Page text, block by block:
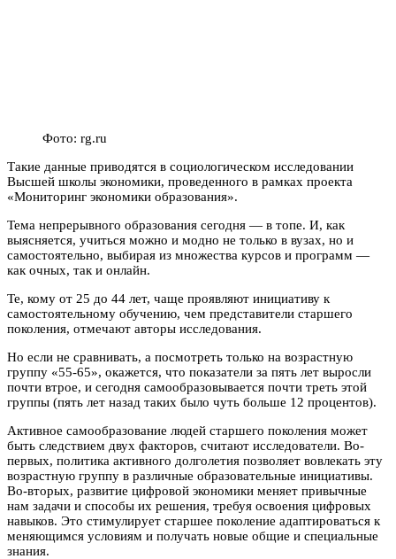
Фото: rg.ru
Такие данные приводятся в социологическом исследовании
Высшей школы экономики, проведенного в рамках проекта
«Мониторинг экономики образования».
Тема непрерывного образования сегодня — в топе. И, как
выясняется, учиться можно и модно не только в вузах, но и
самостоятельно, выбирая из множества курсов и программ —
как очных, так и онлайн.
Те, кому от 25 до 44 лет, чаще проявляют инициативу к
самостоятельному обучению, чем представители старшего
поколения, отмечают авторы исследования.
Но если не сравнивать, а посмотреть только на возрастную
группу «55-65», окажется, что показатели за пять лет выросли
почти втрое, и сегодня самообразовывается почти треть этой
группы (пять лет назад таких было чуть больше 12 процентов).
Активное самообразование людей старшего поколения может
быть следствием двух факторов, считают исследователи. Во-
первых, политика активного долголетия позволяет вовлекать эту
возрастную группу в различные образовательные инициативы.
Во-вторых, развитие цифровой экономики меняет привычные
нам задачи и способы их решения, требуя освоения цифровых
навыков. Это стимулирует старшее поколение адаптироваться к
меняющимся условиям и получать новые общие и специальные
знания.